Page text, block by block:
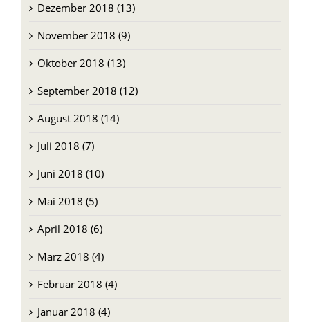
Dezember 2018 (13)
November 2018 (9)
Oktober 2018 (13)
September 2018 (12)
August 2018 (14)
Juli 2018 (7)
Juni 2018 (10)
Mai 2018 (5)
April 2018 (6)
März 2018 (4)
Februar 2018 (4)
Januar 2018 (4)